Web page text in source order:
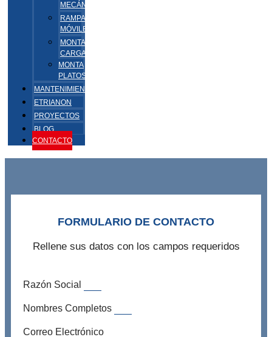
MECÁNICAS
RAMPAS
MÓVILES
MONTA
CARGAS/VEHÍCULOS
MONTA
PLATOS/PAQUETES
MANTENIMIENTO
ETRIANON
PROYECTOS
BLOG
CONTACTO
FORMULARIO DE CONTACTO
Rellene sus datos con los campos requeridos
Razón Social
Nombres Completos
Correo Electrónico